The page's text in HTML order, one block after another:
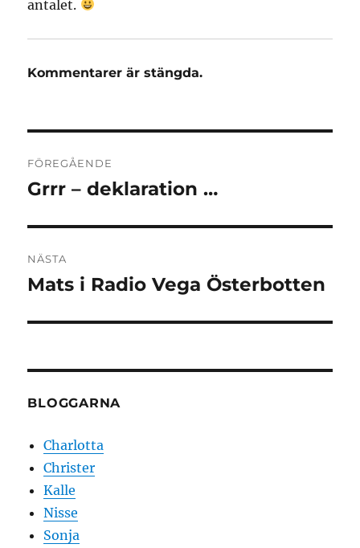
antalet.
Kommentarer är stängda.
FÖREGÅENDE
Föregående
Grrr – deklaration …
NÄSTA
Nästa
Mats i Radio Vega Österbotten
BLOGGARNA
Charlotta
Christer
Kalle
Nisse
Sonja